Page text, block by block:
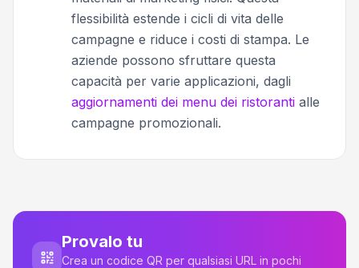
flessibilità estende i cicli di vita delle
campagne e riduce i costi di stampa. Le
aziende possono sfruttare questa
capacità per varie applicazioni, dagli
aggiornamenti dei menu dei ristoranti alle
campagne promozionali.
Provalo tu
Crea un codice QR per qualsiasi URL in pochi